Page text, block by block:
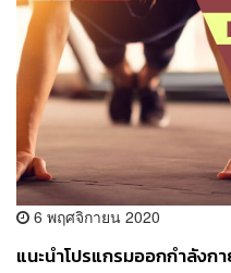
6 พฤศจิกายน 2020
แนะนำโปรแกรมออกกำลังก